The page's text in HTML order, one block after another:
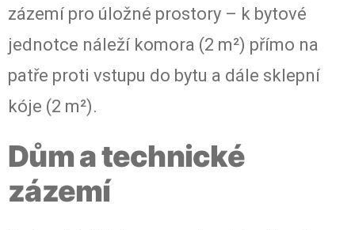
zázemí pro úložné prostory – k bytové
jednotce náleží komora (2 m²) přímo na
patře proti vstupu do bytu a dále sklepní
kóje (2 m²).
Dům a technické
zázemí